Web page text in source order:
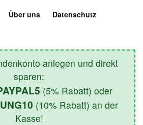
Über uns Datenschutz
anlegen und direkt
sparen:
(5% Rabatt) oder
(10% Rabatt) an der
Kasse!